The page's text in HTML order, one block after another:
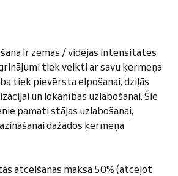
ir zemas / vidējas intensitātes
tiek veikti ar savu ķermeņa
tiek pievērsta elpošanai, dziļās
un lokanības uzlabošanai. Šie
pamati stājas uzlabošanai,
dažādos ķermeņa
atcelšanas maksa 50% (atceļot